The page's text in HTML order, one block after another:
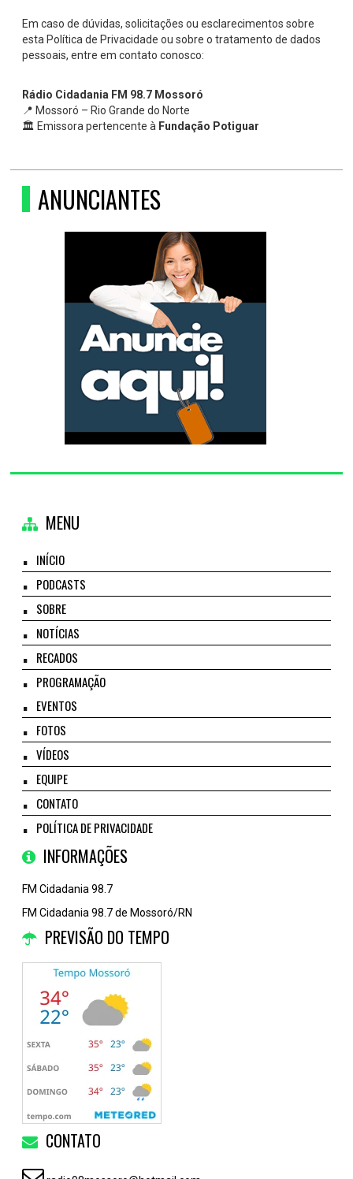
Em caso de dúvidas, solicitações ou esclarecimentos sobre
esta Política de Privacidade ou sobre o tratamento de dados
pessoais, entre em contato conosco:
Rádio Cidadania FM 98.7 Mossoró
📍 Mossoró – Rio Grande do Norte
🏛 Emissora pertencente à Fundação Potiguar
ANUNCIANTES
MENU
INÍCIO
PODCASTS
SOBRE
NOTÍCIAS
RECADOS
PROGRAMAÇÃO
EVENTOS
FOTOS
VÍDEOS
EQUIPE
CONTATO
POLÍTICA DE PRIVACIDADE
INFORMAÇÕES
FM Cidadania 98.7
FM Cidadania 98.7 de Mossoró/RN
PREVISÃO DO TEMPO
CONTATO